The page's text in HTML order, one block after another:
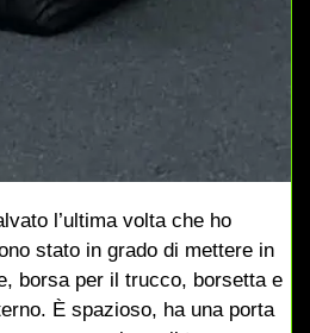
l’ultima volta che ho
stato in grado di mettere in
borsa per il trucco, borsetta e
È spazioso, ha una porta